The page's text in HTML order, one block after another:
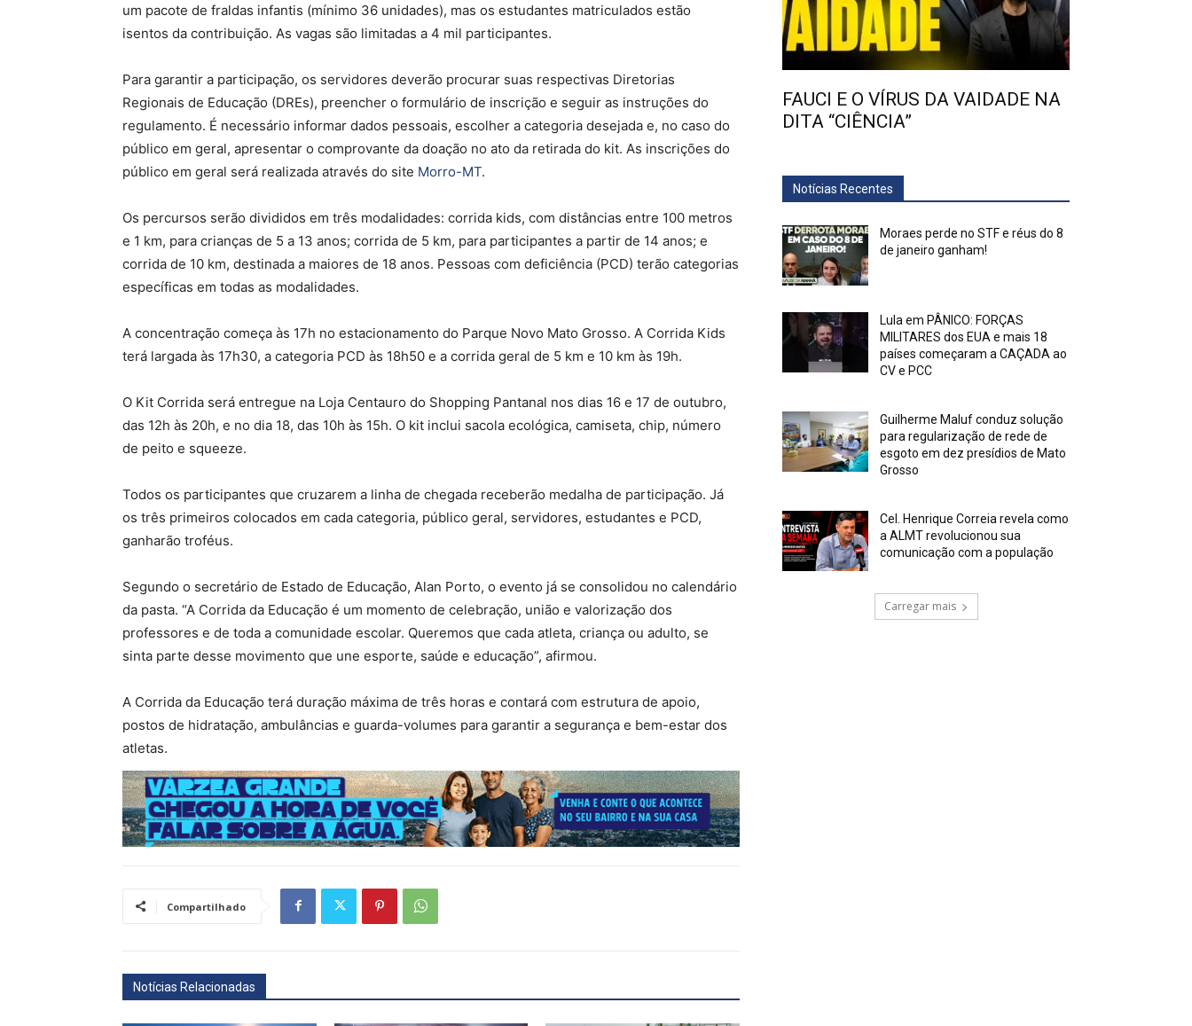
um pacote de fraldas infantis (mínimo 36 unidades), mas os estudantes matriculados estão
isentos da contribuição. As vagas são limitadas a 4 mil participantes.
Para garantir a participação, os servidores deverão procurar suas respectivas Diretorias
Regionais de Educação (DREs), preencher o formulário de inscrição e seguir as instruções do
regulamento. É necessário informar dados pessoais, escolher a categoria desejada e, no caso do
público em geral, apresentar o comprovante da doação no ato da retirada do kit. As inscrições do
público em geral será realizada através do site Morro-MT.
Os percursos serão divididos em três modalidades: corrida kids, com distâncias entre 100 metros
e 1 km, para crianças de 5 a 13 anos; corrida de 5 km, para participantes a partir de 14 anos; e
corrida de 10 km, destinada a maiores de 18 anos. Pessoas com deficiência (PCD) terão categorias
específicas em todas as modalidades.
A concentração começa às 17h no estacionamento do Parque Novo Mato Grosso. A Corrida Kids
terá largada às 17h30, a categoria PCD às 18h50 e a corrida geral de 5 km e 10 km às 19h.
O Kit Corrida será entregue na Loja Centauro do Shopping Pantanal nos dias 16 e 17 de outubro,
das 12h às 20h, e no dia 18, das 10h às 15h. O kit inclui sacola ecológica, camiseta, chip, número
de peito e squeeze.
Todos os participantes que cruzarem a linha de chegada receberão medalha de participação. Já
os três primeiros colocados em cada categoria, público geral, servidores, estudantes e PCD,
ganharão troféus.
Segundo o secretário de Estado de Educação, Alan Porto, o evento já se consolidou no calendário
da pasta. “A Corrida da Educação é um momento de celebração, união e valorização dos
professores e de toda a comunidade escolar. Queremos que cada atleta, criança ou adulto, se
sinta parte desse movimento que une esporte, saúde e educação”, afirmou.
A Corrida da Educação terá duração máxima de três horas e contará com estrutura de apoio,
postos de hidratação, ambulâncias e guarda-volumes para garantir a segurança e bem-estar dos
atletas.
Compartilhado
Notícias Relacionadas
FAUCI E O VÍRUS DA VAIDADE NA
DITA “CIÊNCIA”
Notícias Recentes
Moraes perde no STF e réus do 8
de janeiro ganham!
Lula em PÂNICO: FORÇAS
MILITARES dos EUA e mais 18
países começaram a CAÇADA ao
CV e PCC
Guilherme Maluf conduz solução
para regularização de rede de
esgoto em dez presídios de Mato
Grosso
Cel. Henrique Correia revela como
a ALMT revolucionou sua
comunicação com a população
Carregar mais